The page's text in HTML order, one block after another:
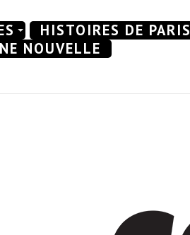
HISTOIRES DE PARIS
NOUVELLE